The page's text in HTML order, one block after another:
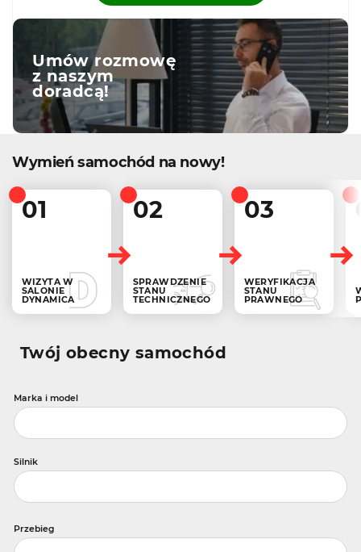
Umów rozmowę
z naszym
doradcą!
Wymień samochód na nowy!
01
WIZYTA W
SALONIE
DYNAMICA
02
SPRAWDZENIE
STANU
TECHNICZNEGO
03
WERYFIKACJA
STANU
PRAWNEGO
Twój obecny samochód
Marka i model
Silnik
Przebieg